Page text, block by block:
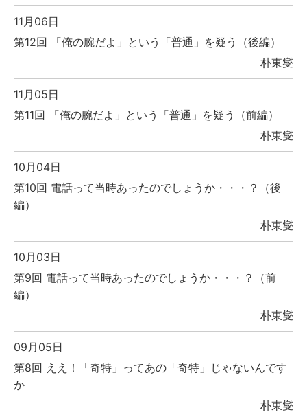
11月06日
第12回 「俺の腕だよ」という「普通」を疑う（後編）
朴東燮
11月05日
第11回 「俺の腕だよ」という「普通」を疑う（前編）
朴東燮
10月04日
第10回 電話って当時あったのでしょうか・・・？（後
編）
朴東燮
10月03日
第9回 電話って当時あったのでしょうか・・・？（前
編）
朴東燮
09月05日
第8回 ええ！「奇特」ってあの「奇特」じゃないんです
か
朴東燮